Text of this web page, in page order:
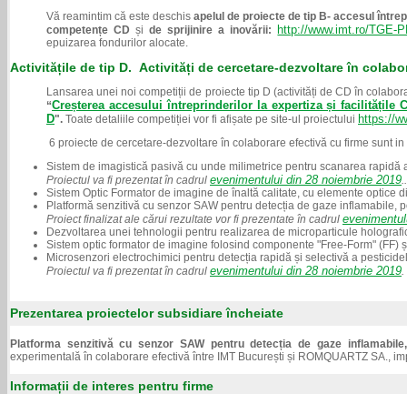
Vă reamintim că este deschis apelul de proiecte de tip B- accesul
competențe CDșide sprijinire a inovării: http://www.imt.ro/TGE-
epuizarea fondurilor alocate.
Activitățile de tip D. Activități de cercetare-dezvoltare în
Lansarea unei noi competiții de proiecte tip D (activități de CD în
“Creșterea accesului întreprinderilor la expertiza și facilitățile
D". Toate detaliile competiției vor fi afișate pe site-ul proiectului https://
6 proiecte de cercetare-dezvoltare în colaborare efectivă cu firme sunt
Sistem de imagistică pasivă cu unde milimetrice pentru scanarea
Proiectul va fi prezentat în cadrul evenimentului din 28 noiembrie 2019..
Sistem Optic Formator de imagine de înaltă calitate, cu elemente optice
Platformă senzitivă cu senzor SAW pentru detecția de gaze inflamabile,
Proiect finalizat ale cărui rezultate vor fi prezentate în cadrul
Dezvoltarea unei tehnologii pentru realizarea de microparticule
Sistem optic formator de imagine folosind componente "Free-Form"
Microsenzori electrochimici pentru detecția rapidă și selectivă a
Proiectul va fi prezentat în cadrul evenimentului din 28 noiembrie 2019.
Prezentarea proiectelor subsidiare încheiate
Platforma senzitivă cu senzor SAW pentru detecția de gaze
experimentală în colaborare efectivă între IMT București și ROMQUARTZ SA.,
Informații de interes pentru firme